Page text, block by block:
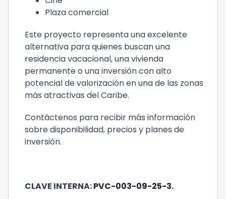
Plaza comercial
Este proyecto representa una excelente
alternativa para quienes buscan una
residencia vacacional, una vivienda
permanente o una inversión con alto
potencial de valorización en una de las zonas
más atractivas del Caribe.
Contáctenos para recibir más información
sobre disponibilidad, precios y planes de
inversión.
CLAVE INTERNA:PVC-003-09-25-3.